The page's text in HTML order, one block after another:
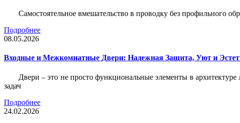
Самостоятельное вмешательство в проводку без профильного
Подробнее
08.05.2026
Входные и Межкомнатные Двери: Надежная Защита, Уют и
Двери – это не просто функциональные элементы в
задач
Подробнее
24.02.2026